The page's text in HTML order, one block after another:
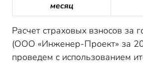
месяц
Расчет страховых взносов за
(ООО «Инженер-Проект» за
проведем с использованием